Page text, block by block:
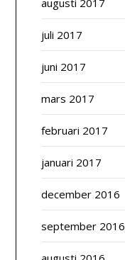
juli 2017
juni 2017
mars 2017
februari 2017
januari 2017
december 2016
september 2016